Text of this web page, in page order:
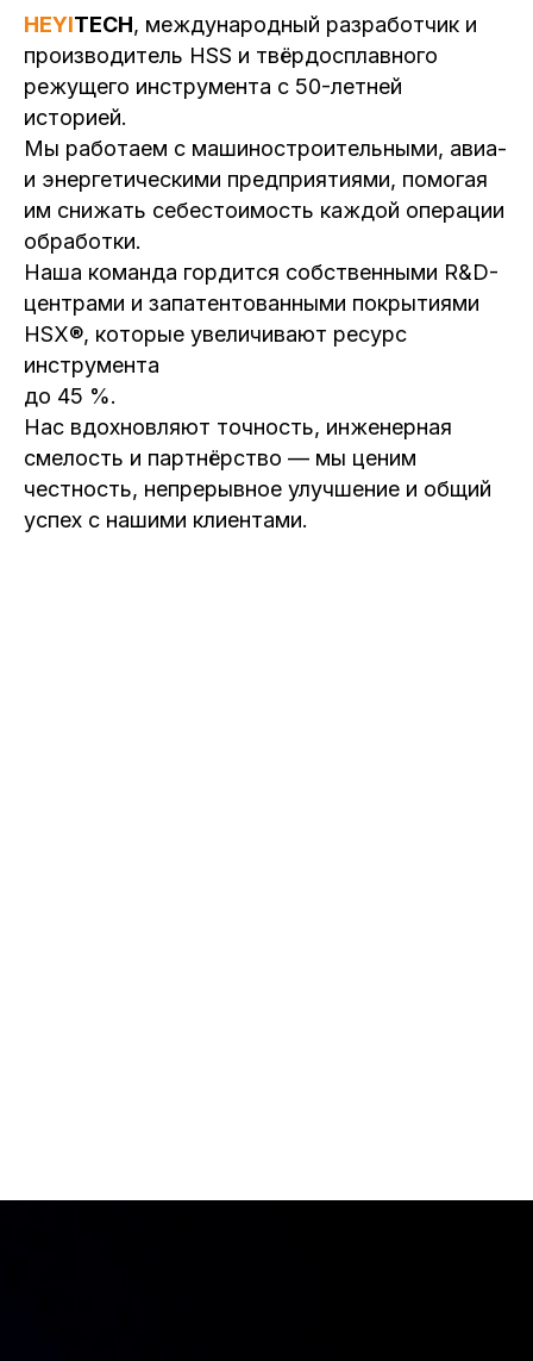
HEYITECH, международный разработчик и
производитель HSS и твёрдосплавного
режущего инструмента с 50-летней
историей.
Мы работаем с машиностроительными, авиа-
и энергетическими предприятиями, помогая
им снижать себестоимость каждой операции
обработки.
Наша команда гордится собственными R&D-
центрами и запатентованными покрытиями
HSX®, которые увеличивают ресурс
инструмента
до 45 %.
Нас вдохновляют точность, инженерная
смелость и партнёрство — мы ценим
честность, непрерывное улучшение и общий
успех с нашими клиентами.